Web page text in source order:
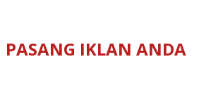
PASANG IKLAN ANDA